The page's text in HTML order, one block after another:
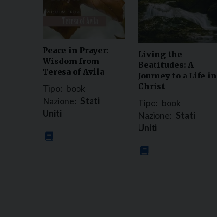
Peace in Prayer:
Wisdom from
Teresa of Avila
Tipo: book
Nazione: Stati
Uniti
Living the
Beatitudes: A
Journey to a Life in
Christ
Tipo: book
Nazione: Stati
Uniti